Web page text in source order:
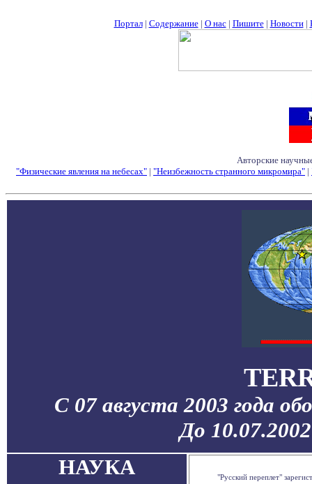
Портал| Содержание| О нас| Пишите| Новости|
Авторские
"Физические явления на небесах" | "Неизбежность странного микромира" |
С 07 августа 2003 года
До
НАУКА
"Русский переплет"